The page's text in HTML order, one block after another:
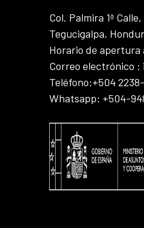
Col. Palmira 1ª
Tegucigalpa,
Horario de apertura
Correo electrónico :
Teléfono:+504
Whatsapp: +504-